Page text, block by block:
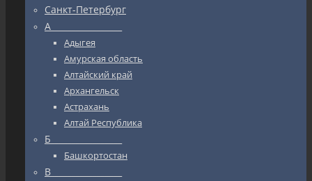
Санкт-Петербург
А_________________
Адыгея
Амурская область
Алтайский край
Архангельск
Астрахань
Алтай Республика
Б_________________
Башкортостан
В_________________